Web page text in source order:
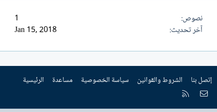
نصوص
1
آخر تحديث
Jan 15, 2018
إتصل بنا الشروط والقوانين سياسة الخصوصية مساعدة الرئيسية
إتصل بنا